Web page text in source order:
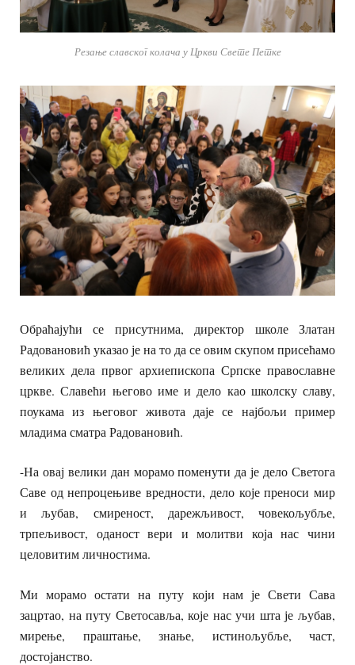
Резање славског колача у Цркви Свете Петке
Обраћајући се присутнима, директор школе Златан
Радовановић указао је на то да се овим скупом присећамо
великих дела првог архиепископа Српске православне
цркве. Славећи његово име и дело као школску славу,
поукама из његовог живота даје се најбољи пример
младима сматра Радовановић.
-На овај велики дан морамо поменути да је дело Светога
Саве од непроцењиве вредности, дело које преноси мир
и љубав, смиреност, дарежљивост, човекољубље,
трпељивост, оданост вери и молитви која нас чини
целовитим личностима.
Ми морамо остати на путу који нам је Свети Сава
зацртао, на путу Светосавља, које нас учи шта је љубав,
мирење, праштање, знање, истинољубље, част,
достојанство.